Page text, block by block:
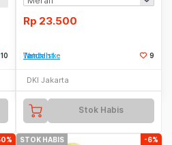
10
Rp 23.500
Tambah ke Watchlist 9
DKI Jakarta
Stok Habis
STOK HABIS -6%